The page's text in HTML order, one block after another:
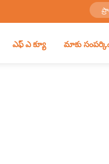
ఎఫ్ ఎ క్యూ మాకు